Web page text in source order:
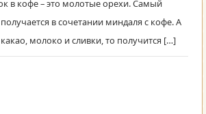
в кофе – это молотые орехи. Самый
в сочетании миндаля с кофе. А
молоко и сливки, то получится […]